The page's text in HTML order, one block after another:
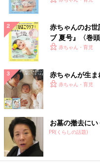
出典：Instagramアカウント「
Ayumiさんはこちらのコーデ
ンタープレス入りで脚長効
Arceのスウェットシャツは
赤ちゃんのお
ブ 夏号』〈巻
く！ おっぱい
赤ちゃん・育児
赤ちゃんが生ま
赤ちゃん・育児
お墓の撤去に
PR(くらしの話題)